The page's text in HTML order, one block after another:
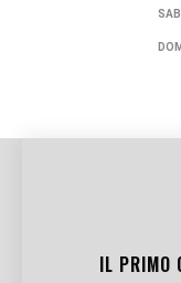
IL PRIMO